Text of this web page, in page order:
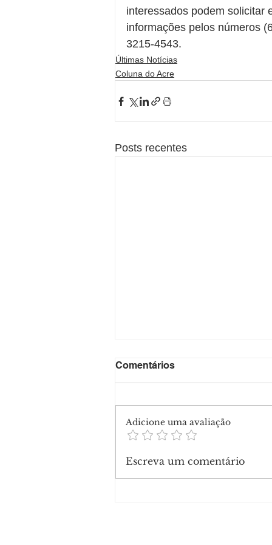
interessados podem solicitar
informações pelos números
3215-4543.
Últimas Notícias
Coluna do Acre
Posts recentes
Botafogo e Fluminense
Comentários
Adicione uma avaliação
Escreva um comentário